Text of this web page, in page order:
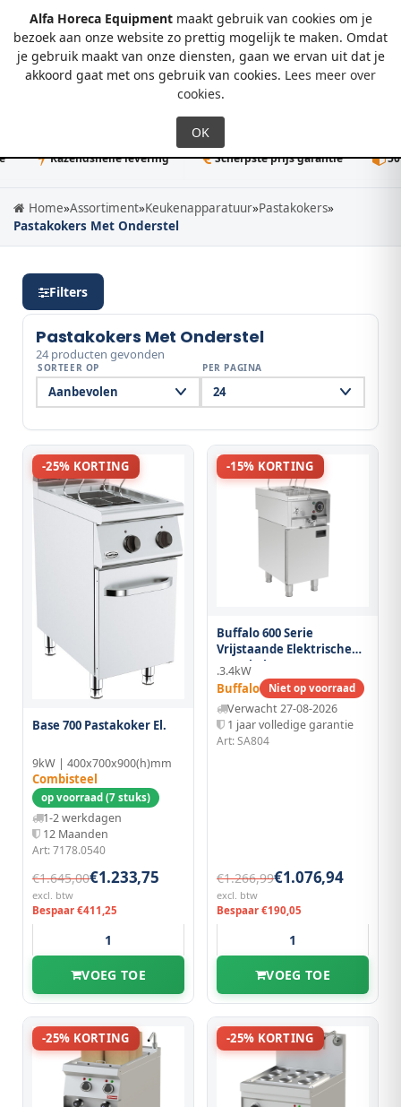
Alfa Horeca Equipmentmaakt gebruik van cookies om je
bezoek aan onze website zo prettig mogelijk te maken. Omdat
je gebruik maakt van onze diensten, gaan we ervan uit dat je
akkoord gaat met ons gebruik van cookies. Lees meer over
cookies.
0
Razendsnelle levering Scherpste prijs garantie 50K+
Home»Assortiment»Keukenapparatuur»Pastakokers»
Pastakokers Met Onderstel
Filters
Pastakokers Met Onderstel
24 producten gevonden
SORTEER OP PER PAGINA
-25% KORTING
Base 700 Pastakoker El.
9kW | 400x700x900(h)mm
Combisteel
op voorraad (7 stuks)
1-2 werkdagen
12 Maanden
Art: 7178.0540
€1.645,00€1.233,75
excl. btw
Bespaar €411,25
VOEG TOE
-15% KORTING
Buffalo 600 Serie
Vrijstaande Elektrische
Pastakoker
.3.4kW
Buffalo Niet op voorraad
Verwacht 27-08-2026
1 jaar volledige garantie
Art: SA804
€1.266,99€1.076,94
excl. btw
Bespaar €190,05
VOEG TOE
-25% KORTING -25% KORTING